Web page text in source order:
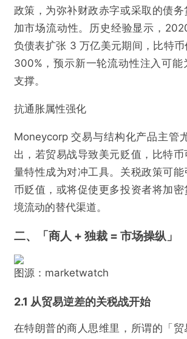
政策，为弥补财政赤字或采取的债
加市场流动性。历史经验显示，
负债表扩张 3 万亿美元期间，比特币
300%，预示新一轮流动性注入可能
支撑。
抗通胀属性强化
Moneycorp 交易与结构化产品主管
出，若贸易战导致美元贬值，比特币
量特性成为对冲工具。关税政策可
币贬值，或将促使更多投资者将加
境流动的替代渠道。
二、「商人 + 独裁 = 市场操纵」
图源：marketwatch
2.1 从贸易逆差的关税战开始
在特朗普的商人思维里，所谓的「